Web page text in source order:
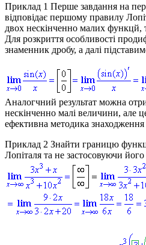
Приклад 1 Перше завдання на
відповідає першому правилу
двох нескінченно малих функцй,
Для розкриття особливості
знаменник дробу, а далі
Аналогчний результат можна
нескінченно малі величини, але
ефективна методика
Приклад 2 Знайти границю
Лопіталя та не застосовуючи його